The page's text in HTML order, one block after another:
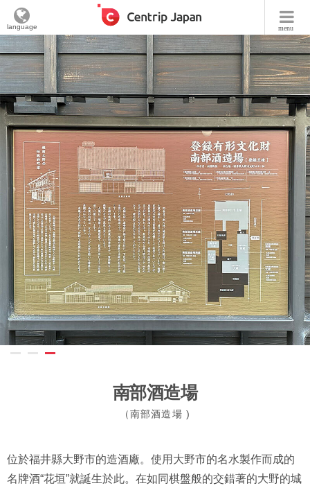
menu
language
南部酒造場
（南部酒造場 )
位於福井縣大野市的造酒廠。使用大野市的名水製作而成的
名牌酒“花垣”就誕生於此。在如同棋盤般的交錯著的大野的城